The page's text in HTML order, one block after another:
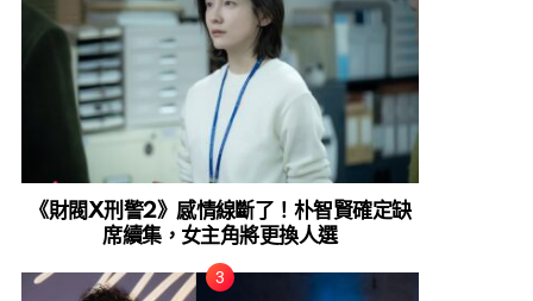
《財閥X刑警2》感情線斷了！朴智賢確定缺
席續集，女主角將更換人選